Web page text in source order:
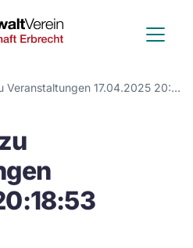
Deutscher
Anwalt
Verein
Anmeldung zu Veranstaltungen 17.04.2025 20:18:53